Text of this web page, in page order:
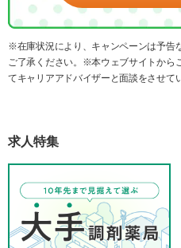
※在庫状況により、キャンペーンは予告
ご了承ください。※本ウェブサイトから
てキャリアアドバイザーと面談をさせて
求人特集